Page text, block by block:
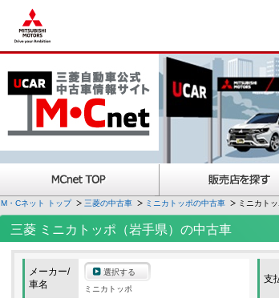
M・Cネット トップ 三菱の中古車 ミニカトッポの中古車 ミニカト
三菱 ミニカトッポ（岩手県）の中古車
メーカー/
車名
選択する
ミニカトッポ
支